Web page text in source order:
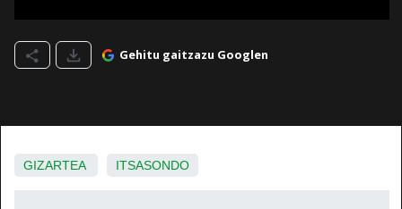
Gehitu gaitzazu Googlen
GIZARTEA ITSASONDO